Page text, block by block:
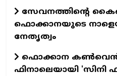
സേവനത്തിന്റെ
ഫൊക്കാനയുടെ
നേതൃത്വം
ഫൊക്കാന
ഫിനാലെയായി 'സിനി